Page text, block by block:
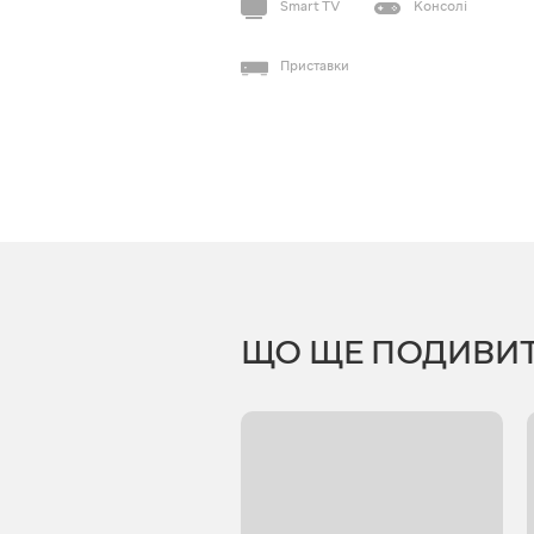
Smart TV Консолі
Приставки
ЩО ЩЕ